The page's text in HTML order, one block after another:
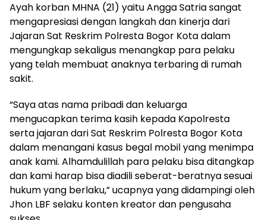
Ayah korban MHNA (21) yaitu Angga Satria sangat
mengapresiasi dengan langkah dan kinerja dari
Jajaran Sat Reskrim Polresta Bogor Kota dalam
mengungkap sekaligus menangkap para pelaku
yang telah membuat anaknya terbaring di rumah
sakit.
“Saya atas nama pribadi dan keluarga
mengucapkan terima kasih kepada Kapolresta
serta jajaran dari Sat Reskrim Polresta Bogor Kota
dalam menangani kasus begal mobil yang menimpa
anak kami. Alhamdulillah para pelaku bisa ditangkap
dan kami harap bisa diadili seberat-beratnya sesuai
hukum yang berlaku,” ucapnya yang didampingi oleh
Jhon LBF selaku konten kreator dan pengusaha